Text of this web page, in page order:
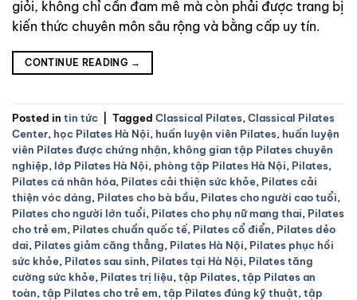
giỏi, không chỉ cần đam mê mà còn phải được trang bị
kiến thức chuyên môn sâu rộng và bằng cấp uy tín.
CONTINUE READING →
Posted in tin tức Tagged Classical Pilates, Classical Pilates
Center, học Pilates Hà Nội, huấn luyện viên Pilates, huấn luyện
viên Pilates được chứng nhận, không gian tập Pilates chuyên
nghiệp, lớp Pilates Hà Nội, phòng tập Pilates Hà Nội, Pilates,
Pilates cá nhân hóa, Pilates cải thiện sức khỏe, Pilates cải
thiện vóc dáng, Pilates cho bà bầu, Pilates cho người cao tuổi,
Pilates cho người lớn tuổi, Pilates cho phụ nữ mang thai, Pilates
cho trẻ em, Pilates chuẩn quốc tế, Pilates cổ điển, Pilates dẻo
dai, Pilates giảm căng thẳng, Pilates Hà Nội, Pilates phục hồi
sức khỏe, Pilates sau sinh, Pilates tại Hà Nội, Pilates tăng
cường sức khỏe, Pilates trị liệu, tập Pilates, tập Pilates an
toàn, tập Pilates cho trẻ em, tập Pilates đúng kỹ thuật, tập